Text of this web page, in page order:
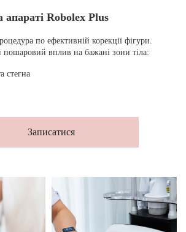
апараті Robolex Plus
по ефективній корекції фігури.
пошаровий вплив на бажані зони тіла:
стегна
Записатися